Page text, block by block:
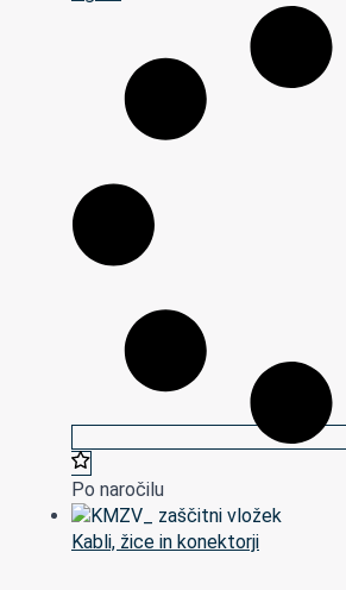
Po naročilu
Kabli, žice in konektorji